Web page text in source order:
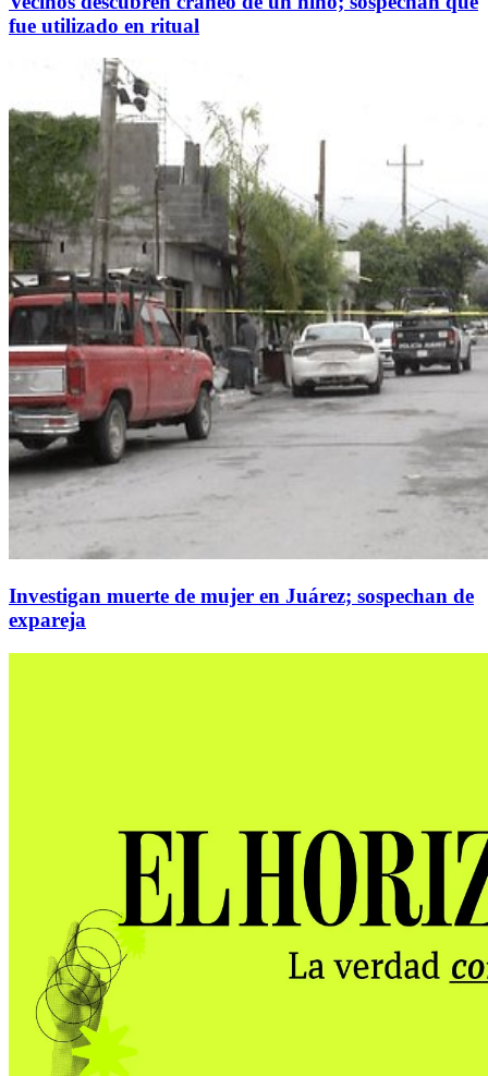
fue utilizado en ritual
Investigan muerte de mujer en Juárez; sospechan de
expareja